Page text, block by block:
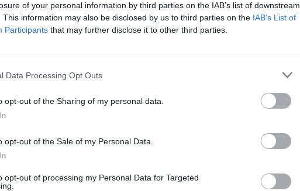
of your personal information by third parties on the IAB’s list of downstream
This information may also be disclosed by us to third parties on the IAB’s List of
Participants that may further disclose it to other third parties.
Data Processing Opt Outs
opt-out of the Sharing of my personal data.
opt-out of the Sale of my Personal Data.
opt-out of processing my Personal Data for Targeted
από τον Κάρολο Ντίκενς τη
στο Ηνωμένο Βασίλειο, όταν
πλαστές.